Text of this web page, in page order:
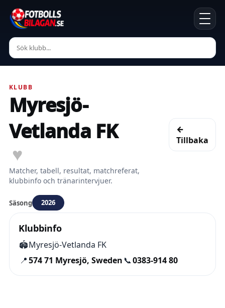
KLUBB
Myresjö-
Vetlanda FK
♥
Matcher, tabell, resultat, matchreferat,
klubbinfo och tränarintervjuer.
←
Tillbaka
Säsong 2026
Klubbinfo
🏟️Myresjö-Vetlanda FK
📍574 71 Myresjö, Sweden 📞0383-914 80